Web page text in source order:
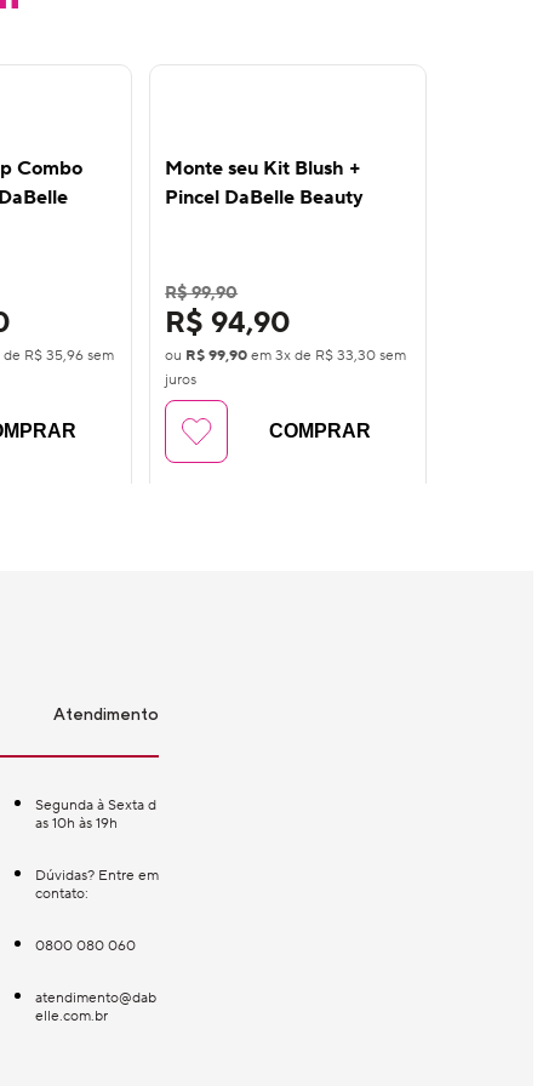
Combo
de R$ 35,96 sem
Monte seu Kit Blush +
Pincel DaBelle Beauty
R$ 99,90
R$ 94,90
ou R$ 99,90 em3x de R$ 33,30 sem
juros
COMPRAR
Atendimento
Segunda à Sexta d
as 10h às 19h
Dúvidas? Entre em
contato:
0800 080 060
atendimento@dab
elle.com.br